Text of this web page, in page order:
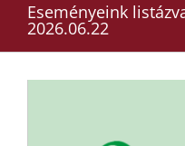
Eseményeink
2026.06.22